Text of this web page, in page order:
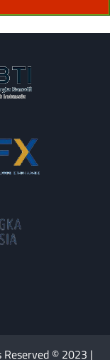
© 2023 |